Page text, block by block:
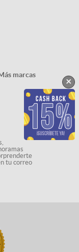
marcas
tu correo
×